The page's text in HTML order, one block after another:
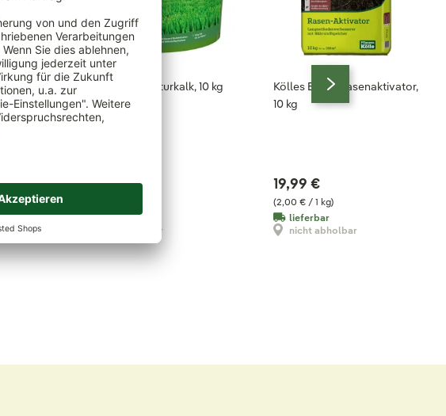
Kölles Beste Naturkalk, 10 kg
(1,70 € / 1 kg)
lieferbar
nicht abholbar
Kölles Beste Rasenaktivator,
10 kg
(2,00 € / 1 kg)
19,99 €
lieferbar
nicht abholbar